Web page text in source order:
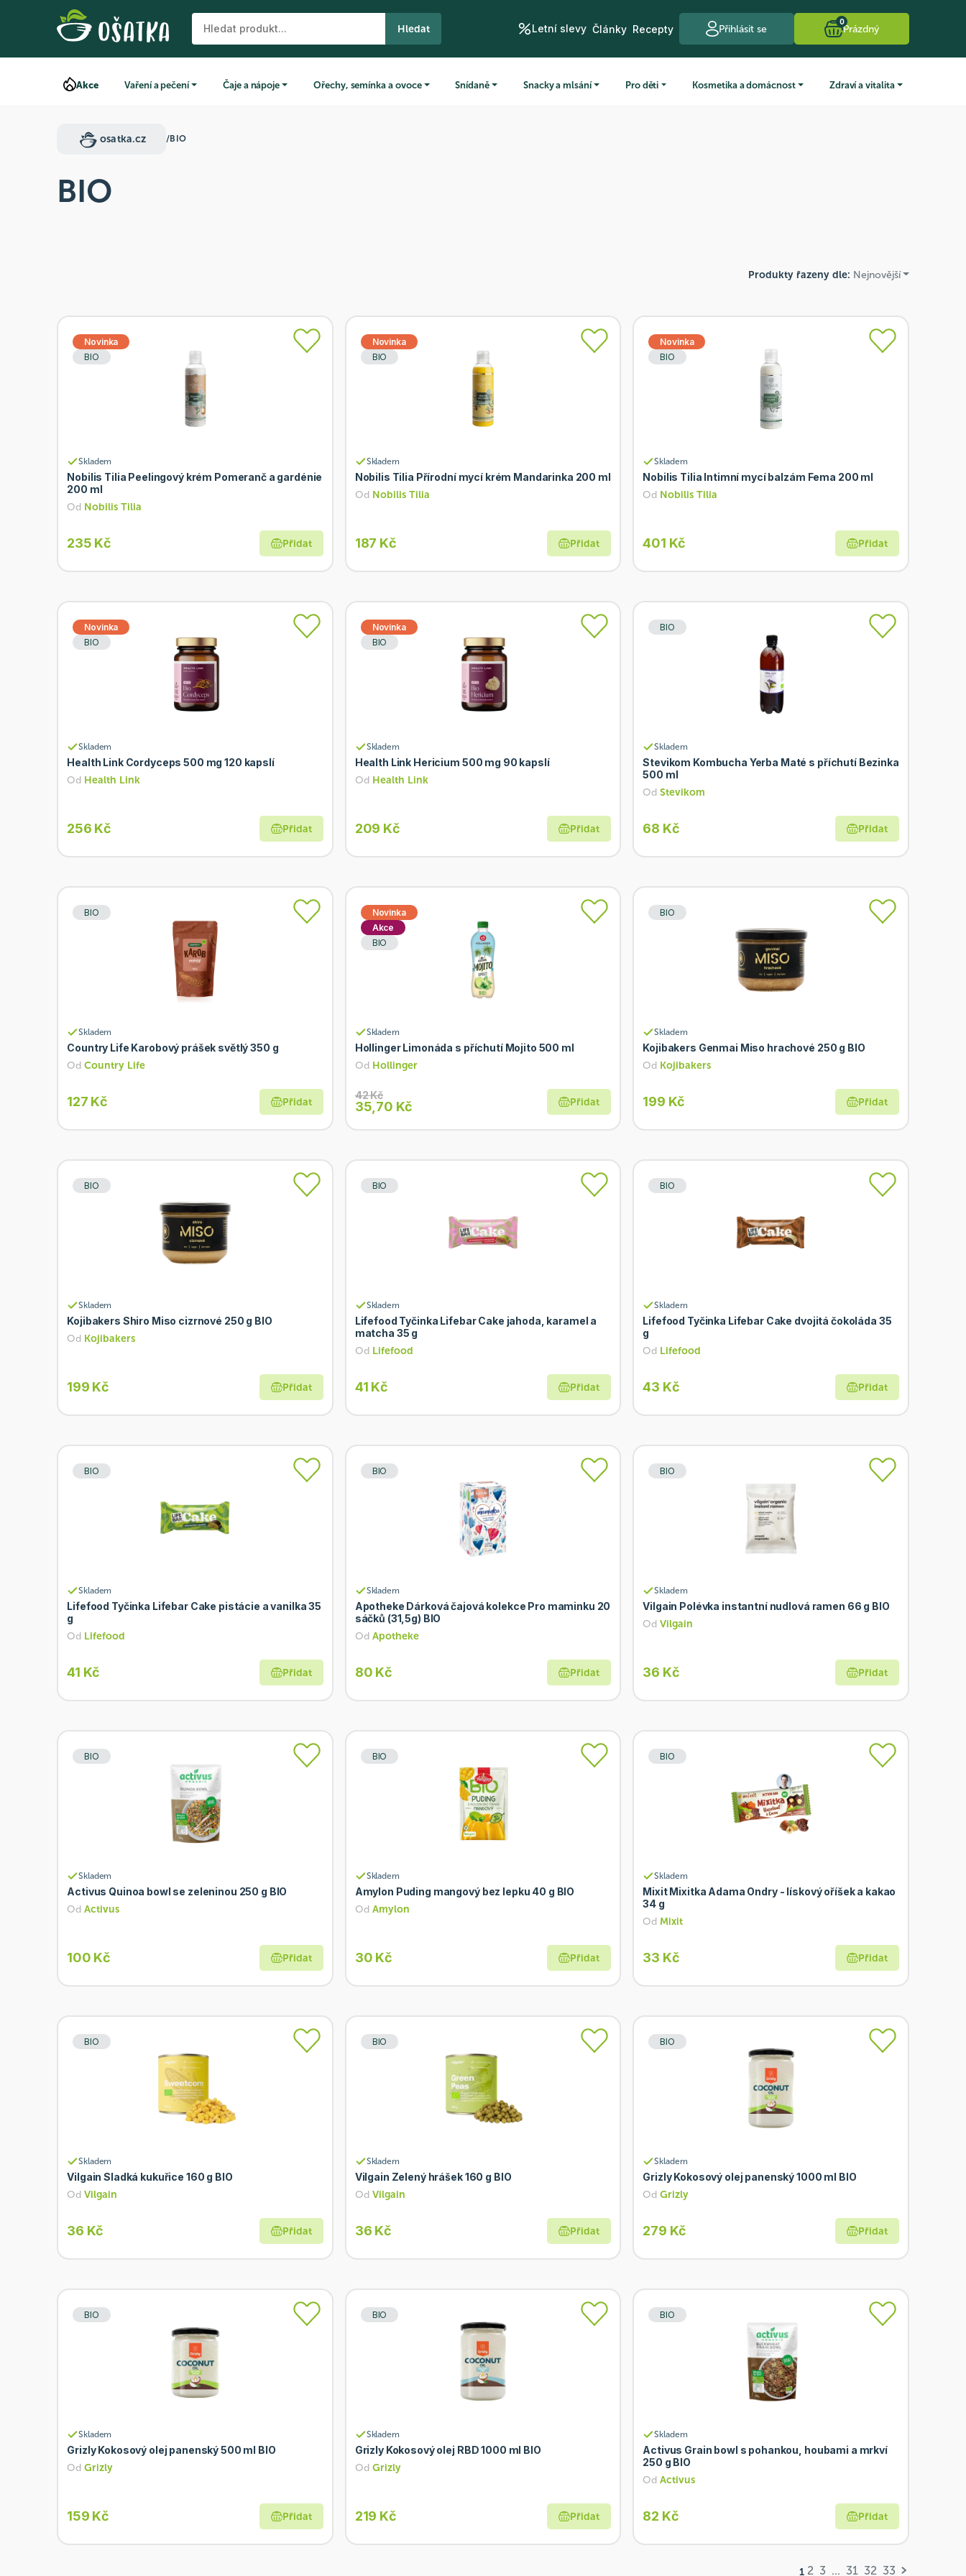
Hledat Letní slevy Články Recepty Přihlásit se
0
Prázdný
Akce Vaření a pečení Čaje a nápoje Ořechy, semínka a ovoce Snídaně Snacky a mlsání Pro děti Kosmetika a domácnost Zdraví a vitalita
osatka.cz /BIO
BIO
Produkty řazeny dle: Nejnovější
Novinka
BIO
Skladem
Nobilis Tilia Peelingový krém Pomeranč a gardénie
200 ml
Od Nobilis Tilia
235 Kč Přidat
Novinka
BIO
Skladem
Nobilis Tilia Přírodní mycí krém Mandarinka 200 ml
Od Nobilis Tilia
187 Kč Přidat
Novinka
BIO
Skladem
Nobilis Tilia Intimní mycí balzám Fema 200 ml
Od Nobilis Tilia
401 Kč Přidat
Novinka
BIO
Skladem
Health Link Cordyceps 500 mg 120 kapslí
Od Health Link
256 Kč Přidat
Novinka
BIO
Skladem
Health Link Hericium 500 mg 90 kapslí
Od Health Link
209 Kč Přidat
BIO
Skladem
Stevikom Kombucha Yerba Maté s příchutí Bezinka
500 ml
OdStevikom
68 Kč Přidat
BIO
Skladem
Country Life Karobový prášek světlý 350 g
OdCountry Life
127 Kč Přidat
Novinka
Akce
BIO
Skladem
Hollinger Limonáda s příchutí Mojito 500 ml
Od Hollinger
42 Kč
35,70 Kč Přidat
BIO
Skladem
Kojibakers Genmai Miso hrachové 250 g BIO
Od Kojibakers
199 Kč Přidat
BIO
Skladem
Kojibakers Shiro Miso cizrnové 250 g BIO
Od Kojibakers
199 Kč Přidat
BIO
Skladem
Lifefood Tyčinka Lifebar Cake jahoda, karamel a
matcha 35 g
Od Lifefood
41 Kč Přidat
BIO
Skladem
Lifefood Tyčinka Lifebar Cake dvojitá čokoláda 35
g
Od Lifefood
43 Kč Přidat
BIO
Skladem
Lifefood Tyčinka Lifebar Cake pistácie a vanilka 35
g
Od Lifefood
41 Kč Přidat
BIO
Skladem
Apotheke Dárková čajová kolekce Pro maminku 20
sáčků (31,5g) BIO
Od Apotheke
80 Kč Přidat
BIO
Skladem
Vilgain Polévka instantní nudlová ramen 66 g BIO
OdVilgain
36 Kč Přidat
BIO
Skladem
Activus Quinoa bowl se zeleninou 250 g BIO
OdActivus
100 Kč Přidat
BIO
Skladem
Amylon Puding mangový bez lepku 40 g BIO
Od Amylon
30 Kč Přidat
BIO
Skladem
Mixit Mixitka Adama Ondry - lískový oříšek a kakao
34 g
OdMixit
33 Kč Přidat
BIO
Skladem
Vilgain Sladká kukuřice 160 g BIO
OdVilgain
36 Kč Přidat
BIO
Skladem
Vilgain Zelený hrášek 160 g BIO
Od Vilgain
36 Kč Přidat
BIO
Skladem
Grizly Kokosový olej panenský 1000 ml BIO
OdGrizly
279 Kč Přidat
BIO
Skladem
Grizly Kokosový olej panenský 500 ml BIO
OdGrizly
159 Kč Přidat
BIO
Skladem
Grizly Kokosový olej RBD 1000 ml BIO
Od Grizly
219 Kč Přidat
BIO
Skladem
Activus Grain bowl s pohankou, houbami a mrkví
250 g BIO
OdActivus
82 Kč Přidat
1 2 3 ... 31 32 33